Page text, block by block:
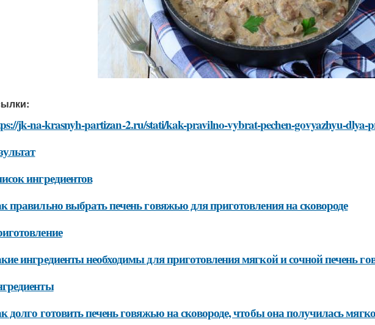
jk-na-krasnyh-partizan-2.ru/stati/kak-pravilno-vybrat-pechen-govyazhyu-dlya-
ингредиентов
правильно выбрать печень говяжью для приготовления на сковороде
ингредиенты необходимы для приготовления мягкой и сочной печень
долго готовить печень говяжью на сковороде, чтобы она получилась